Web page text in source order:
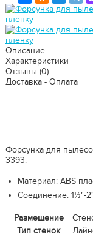
Описание
Характеристики
Отзывы (0)
Доставка - Оплата
Форсунка для
3393.
Материал: ABS
Соединение: 1½"-2"
Размещение
Тип стенок